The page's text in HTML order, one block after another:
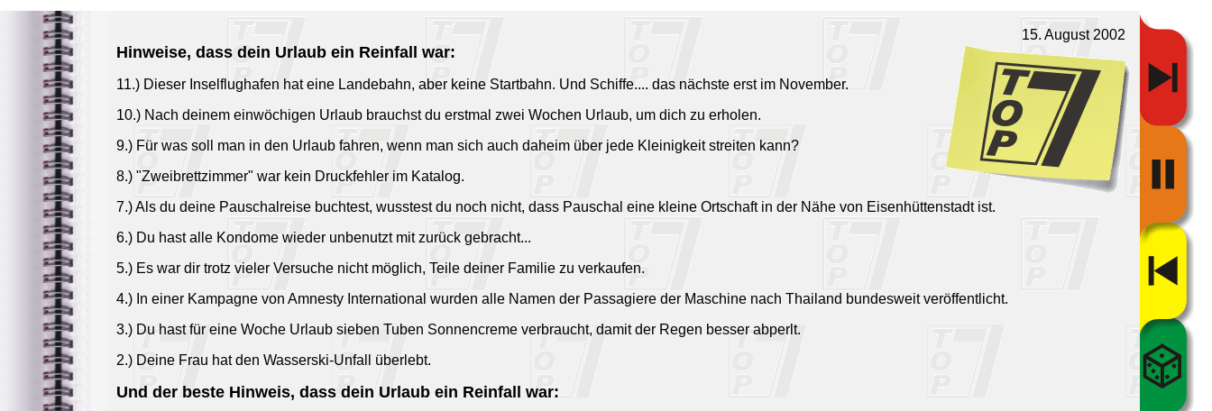
15. August 2002
Hinweise, dass dein Urlaub ein Reinfall war:
11.) Dieser Inselflughafen hat eine Landebahn, aber keine Startbahn. Und Schiffe.... das nächste erst im November.
10.) Nach deinem einwöchigen Urlaub brauchst du erstmal zwei Wochen Urlaub, um dich zu erholen.
9.) Für was soll man in den Urlaub fahren, wenn man sich auch daheim über jede Kleinigkeit streiten kann?
8.) "Zweibrettzimmer" war kein Druckfehler im Katalog.
7.) Als du deine Pauschalreise buchtest, wusstest du noch nicht, dass Pauschal eine kleine Ortschaft in der Nähe von Eisenhüttenstadt ist.
6.) Du hast alle Kondome wieder unbenutzt mit zurück gebracht...
5.) Es war dir trotz vieler Versuche nicht möglich, Teile deiner Familie zu verkaufen.
4.) In einer Kampagne von Amnesty International wurden alle Namen der Passagiere der Maschine nach Thailand bundesweit veröffentlicht.
3.) Du hast für eine Woche Urlaub sieben Tuben Sonnencreme verbraucht, damit der Regen besser abperlt.
2.) Deine Frau hat den Wasserski-Unfall überlebt.
Und der beste Hinweis, dass dein Urlaub ein Reinfall war: